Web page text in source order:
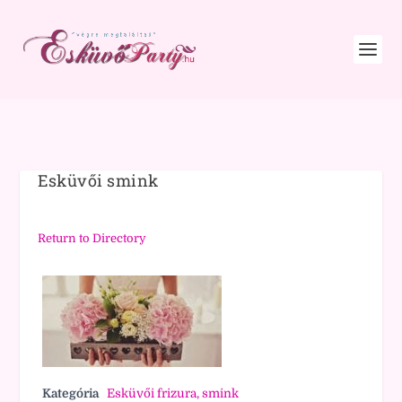
Esküvői smink
Return to Directory
Kategória Esküvői frizura, smink